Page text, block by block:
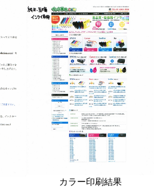
カラー印刷結果